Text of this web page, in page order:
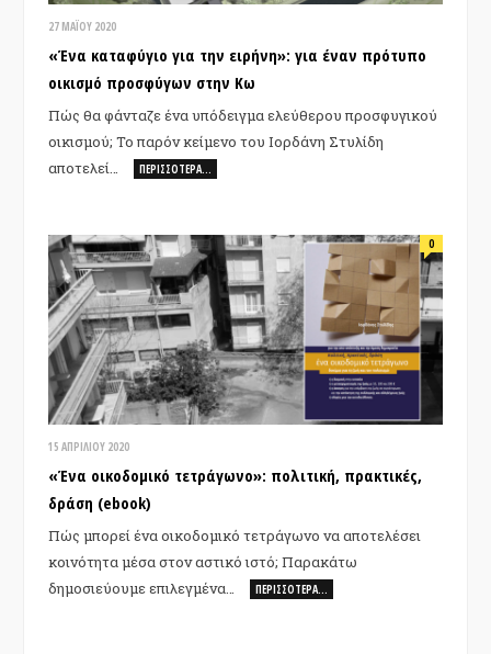
27 ΜΑΪ́ΟΥ 2020
«Ένα καταφύγιο για την ειρήνη»: για έναν πρότυπο
οικισμό προσφύγων στην Κω
Πώς θα φάνταζε ένα υπόδειγμα ελεύθερου προσφυγικού
οικισμού; Το παρόν κείμενο του Ιορδάνη Στυλίδη
αποτελεί…
ΠΕΡΙΣΣΌΤΕΡΑ…
15 ΑΠΡΙΛΊΟΥ 2020
0
«Ένα οικοδομικό τετράγωνο»: πολιτική, πρακτικές,
δράση (ebook)
Πώς μπορεί ένα οικοδομικό τετράγωνο να αποτελέσει
κοινότητα μέσα στον αστικό ιστό; Παρακάτω
δημοσιεύουμε επιλεγμένα…
ΠΕΡΙΣΣΌΤΕΡΑ…